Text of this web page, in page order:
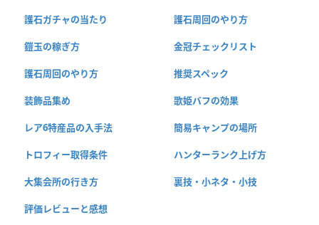
護石ガチャの当たり 護石周回のやり方
鎧玉の稼ぎ方 金冠チェックリスト
護石周回のやり方 推奨スペック
装飾品集め 歌姫バフの効果
レア6特産品の入手法 簡易キャンプの場所
トロフィー取得条件 ハンターランク上げ方
大集会所の行き方 裏技・小ネタ・小技
評価レビューと感想